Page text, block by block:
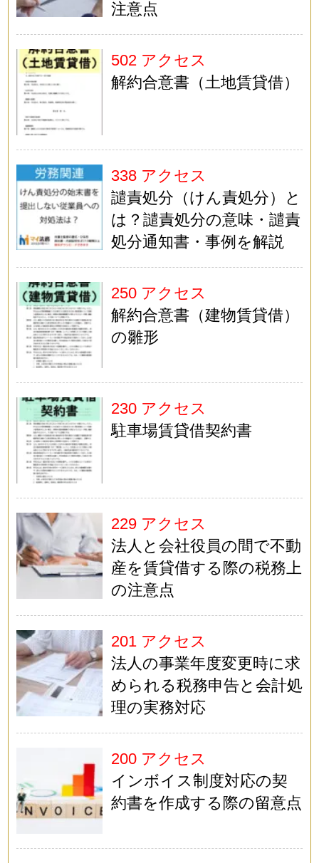
注意点
502 アクセス
解約合意書（土地賃貸借）
338 アクセス
譴責処分（けん責処分）と
は？譴責処分の意味・譴責
処分通知書・事例を解説
250 アクセス
解約合意書（建物賃貸借）
の雛形
230 アクセス
駐車場賃貸借契約書
229 アクセス
法人と会社役員の間で不動
産を賃貸借する際の税務上
の注意点
201 アクセス
法人の事業年度変更時に求
められる税務申告と会計処
理の実務対応
200 アクセス
インボイス制度対応の契
約書を作成する際の留意点